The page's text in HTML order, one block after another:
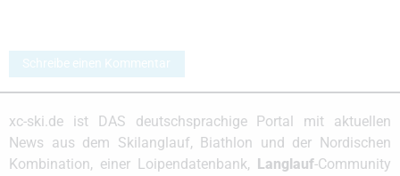
Schreibe einen Kommentar
xc-ski.de ist DAS deutschsprachige Portal mit aktuellen
News aus dem Skilanglauf, Biathlon und der Nordischen
Kombination, einer Loipendatenbank, Langlauf-Community